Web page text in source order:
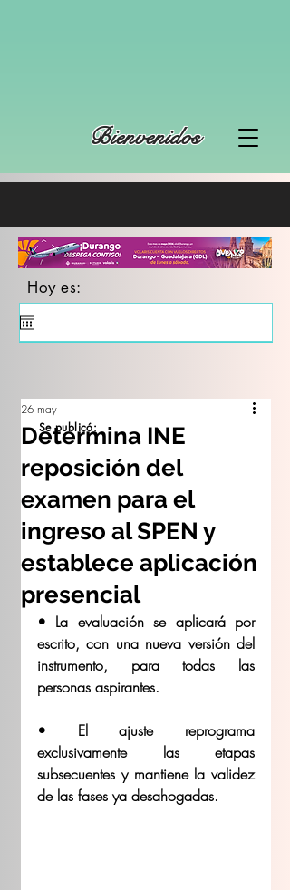
Bienvenidos
Hoy es:
Determina INE
reposición del
examen para el
ingreso al SPEN y
establece aplicación
presencial
26 may
• La evaluación se aplicará por
escrito, con una nueva versión del
instrumento, para todas las
personas aspirantes.
• El ajuste reprograma
exclusivamente las etapas
subsecuentes y mantiene la validez
de las fases ya desahogadas.
Se publicó: